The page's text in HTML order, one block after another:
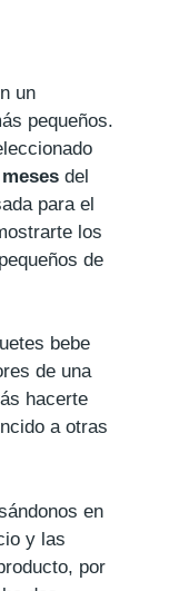
un
pequeños.
del
para el
los
de
bebe
de una
hacerte
a otras
en
y las
por